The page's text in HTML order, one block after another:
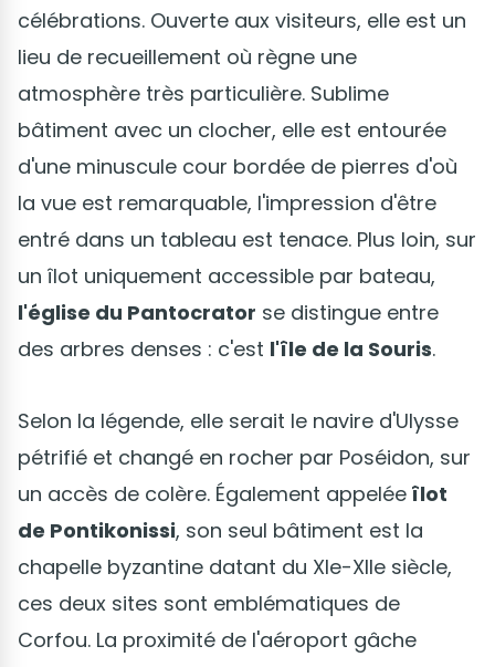
célébrations. Ouverte aux visiteurs, elle est un
lieu de recueillement où règne une
atmosphère très particulière. Sublime
bâtiment avec un clocher, elle est entourée
d'une minuscule cour bordée de pierres d'où
la vue est remarquable, l'impression d'être
entré dans un tableau est tenace. Plus loin, sur
un îlot uniquement accessible par bateau,
l'église du Pantocrator se distingue entre
des arbres denses : c'est l'île de la Souris.
Selon la légende, elle serait le navire d'Ulysse
pétrifié et changé en rocher par Poséidon, sur
un accès de colère. Également appelée îlot
de Pontikonissi, son seul bâtiment est la
chapelle byzantine datant du XIe-XIIe siècle,
ces deux sites sont emblématiques de
Corfou. La proximité de l'aéroport gâche